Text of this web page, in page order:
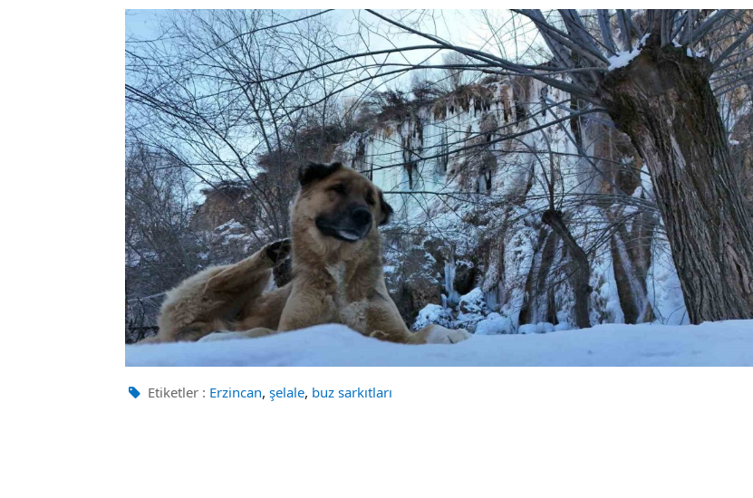
Etiketler : Erzincan, şelale, buz sarkıtları